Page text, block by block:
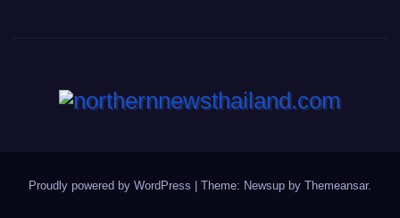
Proudly powered by WordPress | Theme: Newsup by Themeansar.